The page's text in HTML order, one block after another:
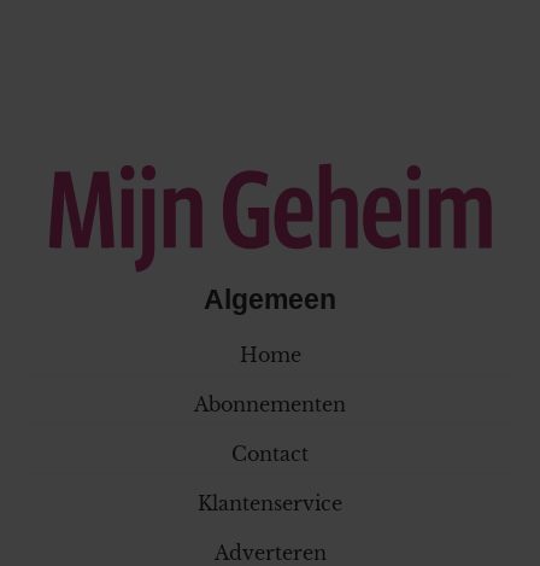
Algemeen
Home
Abonnementen
Contact
Klantenservice
Adverteren